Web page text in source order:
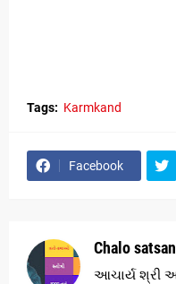
Tags: Karmkand
Facebook
Chalo
આચાર્ય શ્રી